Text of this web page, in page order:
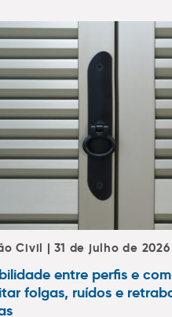
Civil | 31 de julho de 2026
entre perfis e
folgas, ruídos e